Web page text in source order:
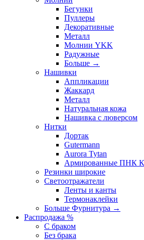
Бегунки
Пуллеры
Декоративные
Металл
Молнии YKK
Радужные
Больше →
Нашивки
Аппликации
Жаккард
Металл
Натуральная кожа
Нашивка с люверсом
Нитки
Дортак
Gutermann
Aurora Tytan
Армированные ПНК
Резинки широкие
Светоотражатели
Ленты и канты
Термонаклейки
Больше Фурнитура →
Распродажа %
С браком
Без брака